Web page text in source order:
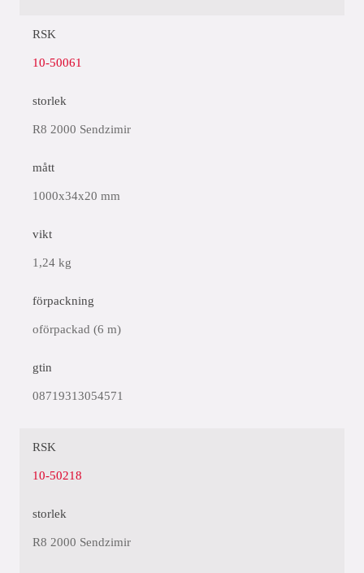
RSK
10-50061
storlek
R8 2000 Sendzimir
mått
1000x34x20 mm
vikt
1,24 kg
förpackning
oförpackad (6 m)
gtin
08719313054571
RSK
10-50218
storlek
R8 2000 Sendzimir